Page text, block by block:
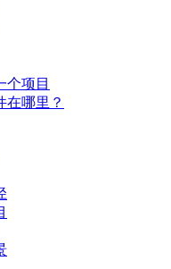
个项目
在哪里？